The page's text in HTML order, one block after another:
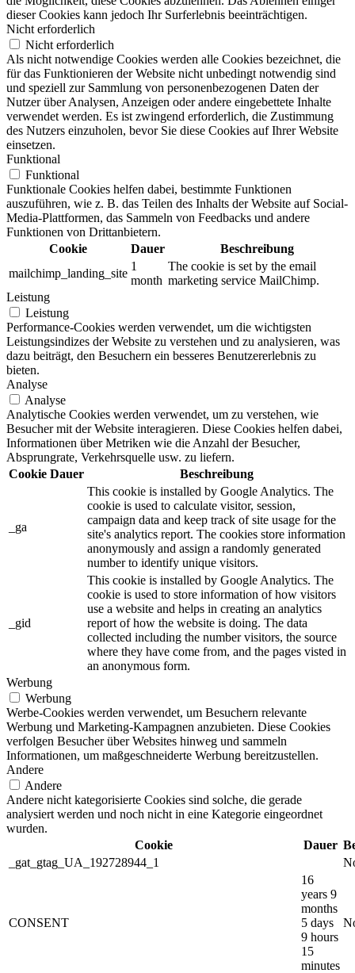
dieser Cookies kann jedoch Ihr Surferlebnis beeinträchtigen.
Nicht erforderlich
Nicht erforderlich
Als nicht notwendige Cookies werden alle Cookies bezeichnet, die
für das Funktionieren der Website nicht unbedingt notwendig sind
und speziell zur Sammlung von personenbezogenen Daten der
Nutzer über Analysen, Anzeigen oder andere eingebettete Inhalte
verwendet werden. Es ist zwingend erforderlich, die Zustimmung
des Nutzers einzuholen, bevor Sie diese Cookies auf Ihrer Website
einsetzen.
Funktional
Funktional
Funktionale Cookies helfen dabei, bestimmte Funktionen
auszuführen, wie z. B. das Teilen des Inhalts der Website auf Social-
Media-Plattformen, das Sammeln von Feedbacks und andere
Funktionen von Drittanbietern.
Cookie
Dauer
Beschreibung
mailchimp_landing_site
1
month
The cookie is set by the email
marketing service MailChimp.
Leistung
Leistung
Performance-Cookies werden verwendet, um die wichtigsten
Leistungsindizes der Website zu verstehen und zu analysieren, was
dazu beiträgt, den Besuchern ein besseres Benutzererlebnis zu
bieten.
Analyse
Analyse
Analytische Cookies werden verwendet, um zu verstehen, wie
Besucher mit der Website interagieren. Diese Cookies helfen dabei,
Informationen über Metriken wie die Anzahl der Besucher,
Absprungrate, Verkehrsquelle usw. zu liefern.
Cookie Dauer Beschreibung
_ga
This cookie is installed by Google Analytics. The
cookie is used to calculate visitor, session,
campaign data and keep track of site usage for the
site's analytics report. The cookies store information
anonymously and assign a randomly generated
number to identify unique visitors.
_gid
This cookie is installed by Google Analytics. The
cookie is used to store information of how visitors
use a website and helps in creating an analytics
report of how the website is doing. The data
collected including the number visitors, the source
where they have come from, and the pages visted in
an anonymous form.
Werbung
Werbung
Werbe-Cookies werden verwendet, um Besuchern relevante
Werbung und Marketing-Kampagnen anzubieten. Diese Cookies
verfolgen Besucher über Websites hinweg und sammeln
Informationen, um maßgeschneiderte Werbung bereitzustellen.
Andere
Andere
Andere nicht kategorisierte Cookies sind solche, die gerade
analysiert werden und noch nicht in eine Kategorie eingeordnet
wurden.
Cookie
Dauer
_gat_gtag_UA_192728944_1
CONSENT
16
years 9
months
5 days
9 hours
15
minutes